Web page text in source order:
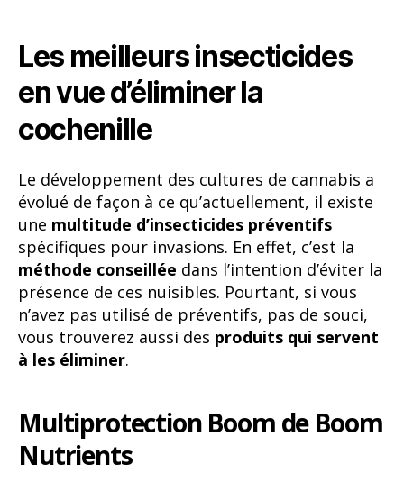
Les meilleurs insecticides
en vue d’éliminer la
cochenille
Le développement des cultures de cannabis a
évolué de façon à ce qu’actuellement, il existe
une multitude d’insecticides préventifs
spécifiques pour invasions. En effet, c’est la
méthode conseillée dans l’intention d’éviter la
présence de ces nuisibles. Pourtant, si vous
n’avez pas utilisé de préventifs, pas de souci,
vous trouverez aussi des produits qui servent
à les éliminer.
Multiprotection Boom de Boom
Nutrients